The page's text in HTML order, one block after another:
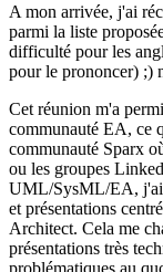
A mon arrivée, j'ai
parmi la liste
difficulté pour les
pour le prononcer) ;)
Cet réunion m'a
communauté EA, ce
communauté Sparx
ou les groupes
UML/SysML/EA, j'ai
et présentations
Architect. Cela me
présentations très
problématiques au